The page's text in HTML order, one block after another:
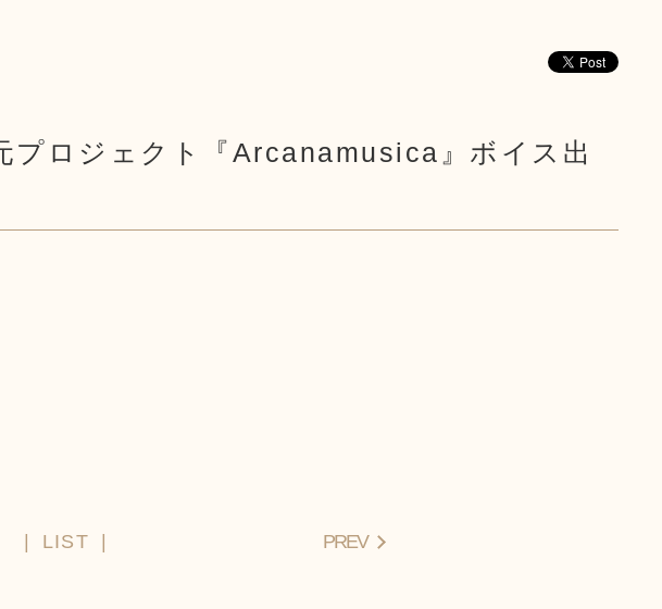
プロジェクト『Arcanamusica』ボイス出
LIST PREV